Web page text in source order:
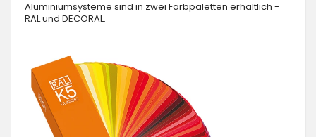
Aluminiumsysteme sind in zwei Farbpaletten erhältlich -
RAL und DECORAL.